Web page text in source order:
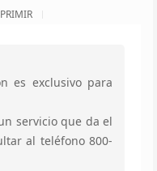
es exclusivo para
servicio que da el
al teléfono 800-